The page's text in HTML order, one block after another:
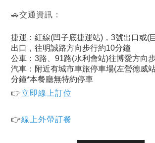
🚗交通資訊：
捷運：紅線(凹子底捷運站)，3號出口或(
出口，往明誠路方向步行約10分鐘
公車：3路、91路(水利會站)往博愛方向
汽車：附近有城市車旅停車場(左營德威
分鐘*本餐廳無特約停車
👉立即線上訂位
👉線上外帶訂餐